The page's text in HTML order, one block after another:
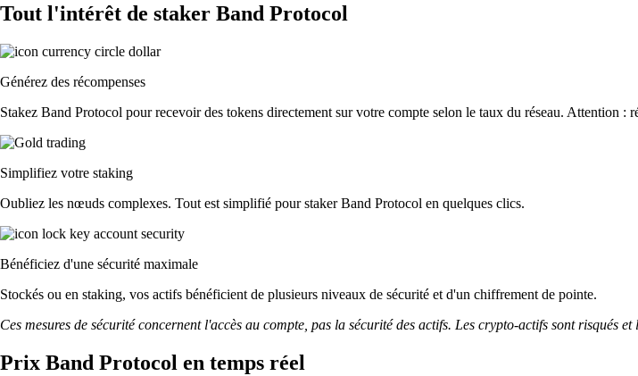
Tout l'intérêt de staker Band Protocol
Générez des récompenses
Stakez Band Protocol pour recevoir des tokens directement sur votre compte selon le taux du réseau. Attention :
Simplifiez votre staking
Oubliez les nœuds complexes. Tout est simplifié pour staker Band Protocol en quelques clics.
Bénéficiez d'une sécurité maximale
Stockés ou en staking, vos actifs bénéficient de plusieurs niveaux de sécurité et d'un chiffrement de pointe.
Ces mesures de sécurité concernent l'accès au compte, pas la sécurité des actifs. Les crypto-actifs sont risqués
Prix Band Protocol en temps réel